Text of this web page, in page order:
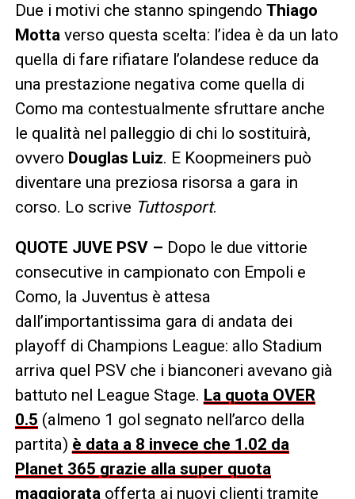
Due i motivi che stanno spingendo Thiago
Mottaverso questa scelta: l’idea è da un lato
quella di fare rifiatare l’olandese reduce da
una prestazione negativa come quella di
Como ma contestualmente sfruttare anche
le qualità nel palleggio di chi lo sostituirà,
ovvero Douglas Luiz. E Koopmeiners può
diventare una preziosa risorsa a gara in
corso. Lo scrive Tuttosport.
QUOTE JUVE PSV – Dopo le due vittorie
consecutive in campionato con Empoli e
Como, la Juventus è attesa
dall’importantissima gara di andata dei
playoff di Champions League: allo Stadium
arriva quel PSV che i bianconeri avevano già
battuto nel League Stage. La quota OVER
0.5 (almeno 1 gol segnato nell’arco della
partita) è data a 8 invece che 1.02 da
Planet 365 grazie alla super quota
maggiorata offerta ai nuovi clienti tramite